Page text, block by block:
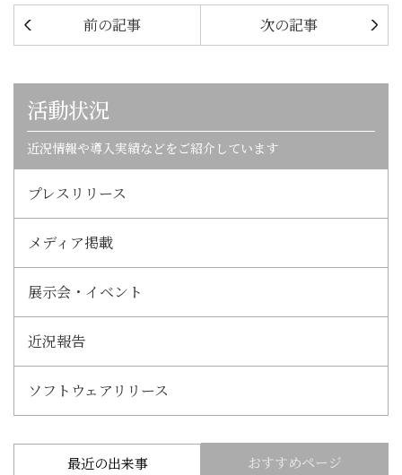
前の記事 次の記事
活動状況
近況情報や導入実績などをご紹介しています
プレスリリース
メディア掲載
展示会・イベント
近況報告
ソフトウェアリリース
最近の出来事 おすすめページ